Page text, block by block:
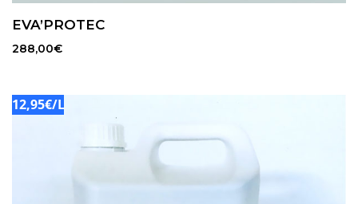
EVA’PROTEC
288,00€
12,95€/L